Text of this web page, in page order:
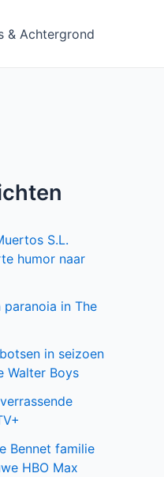
& Achtergrond
S.L.
humor naar
paranoia in The
in seizoen
Walter Boys
Bennet familie
HBO Max